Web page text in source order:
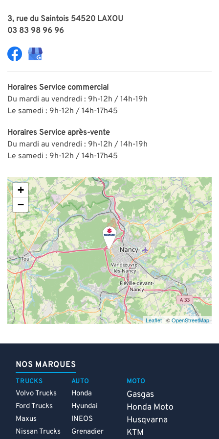
3, rue du Saintois 54520 LAXOU
03 83 98 96 96
Horaires Service commercial
Du mardi au vendredi : 9h-12h / 14h-19h
Le samedi : 9h-12h / 14h-17h45
Horaires Service après-vente
Du mardi au vendredi : 9h-12h / 14h-19h
Le samedi : 9h-12h / 14h-17h45
+
−
Leaflet | ©OpenStreetMap
NOS MARQUES
TRUCKS
Volvo Trucks
Ford Trucks
Maxus
Nissan Trucks
AUTO
Honda
Hyundai
INEOS
Grenadier
MOTO
Gasgas
Honda Moto
Husqvarna
KTM